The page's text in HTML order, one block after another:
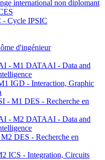
international non diplomant
- Cycle IPSIC
d'ingénieur
- M1 DATAAI - Data and
IGD - Interaction, Graphic
- M1 DES - Recherche en
- M2 DATAAI - Data and
DES - Recherche en
ICS - Integration, Circuits